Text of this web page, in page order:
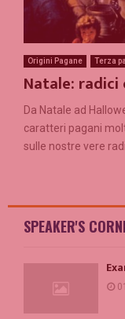
Origini Pagane Terza
Natale:
Da Natale ad
caratteri pagani
sulle nostre vere
SPEAKER'S